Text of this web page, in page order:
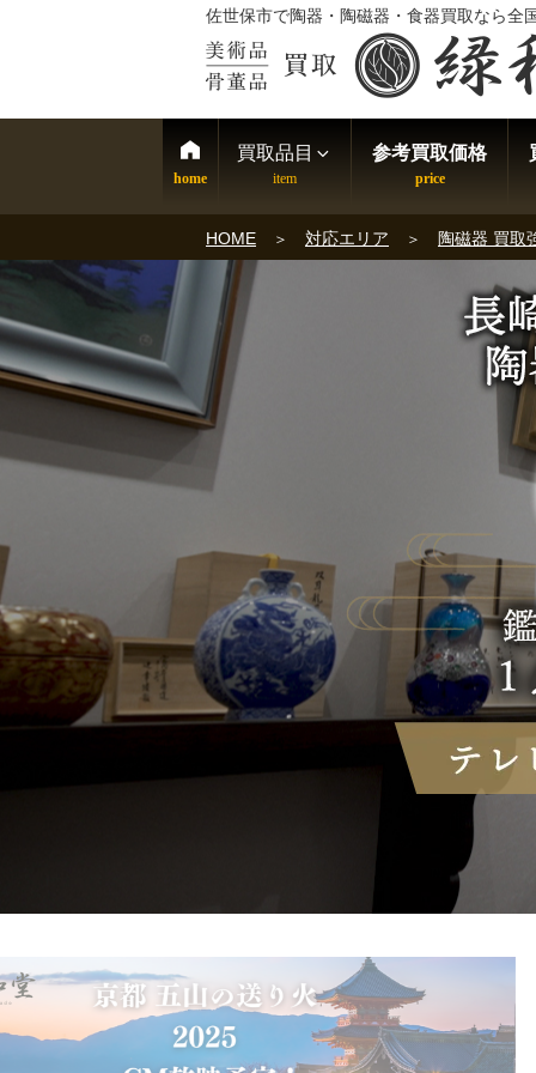
佐世保市で陶器・陶磁器・食器買取なら全
買取品目 参考買取価格
HOME 対応エリア 陶磁器 買取